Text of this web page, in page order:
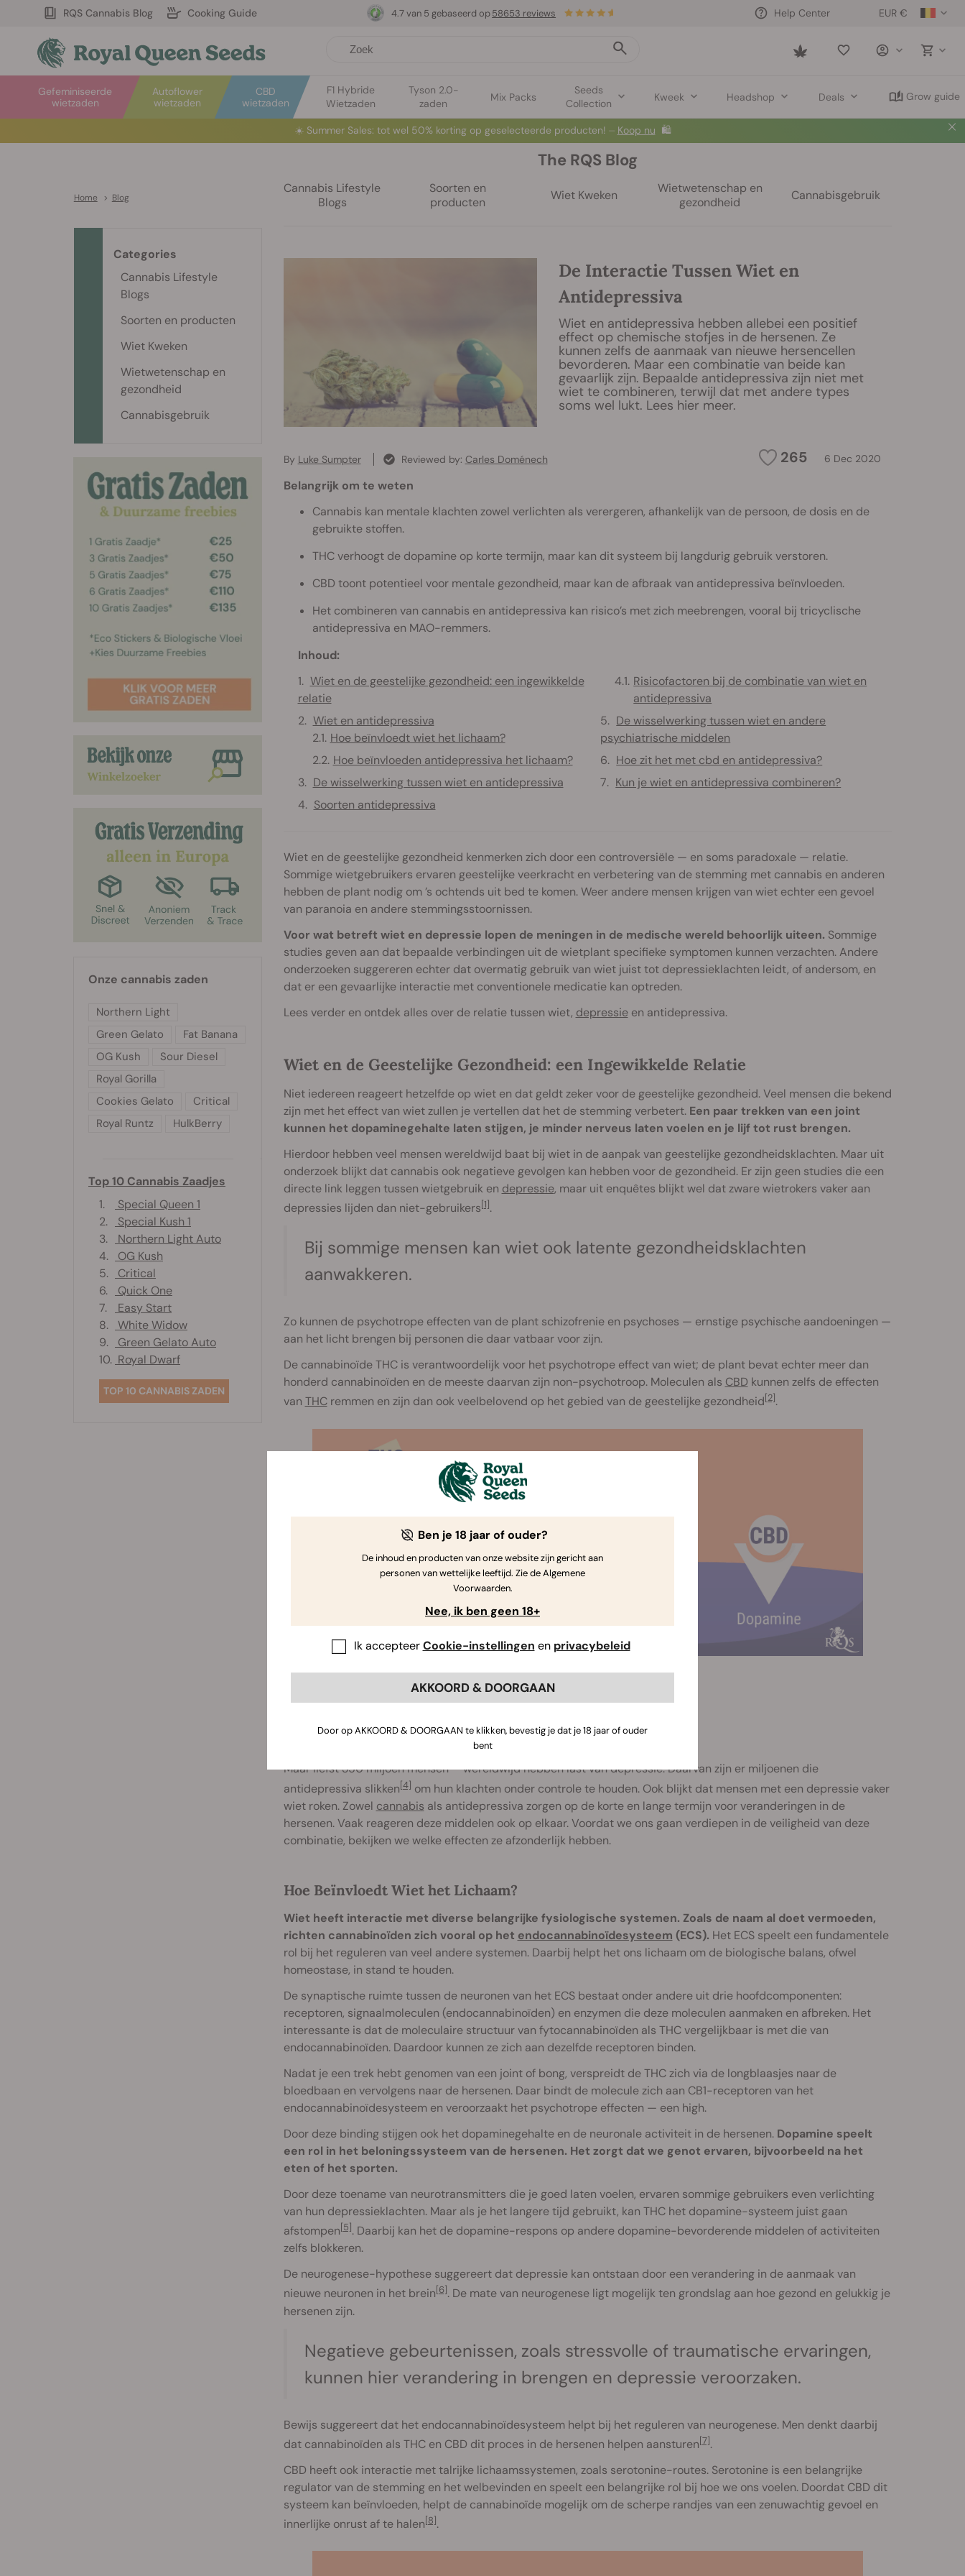
RQS Cannabis Blog Cooking Guide EUR €
Help Center
Saved
Autoflower
wietzaden
Gefeminiseerde
wietzaden
CBD
wietzaden
F1 Hybride
Wietzaden
Tyson 2.0-
zaden
Mix Packs
Seeds
Collection
Kweek Headshop Deals Grow guide
4.7 van 5 gebaseerd op58653 reviews
☀️Summer Sales: tot wel 50% korting op geselecteerde producten! ⏤ Koop nu 🛍️
Home > Blog
The RQS Blog
Cannabis Lifestyle
Blogs
Soorten en
producten
Wiet Kweken
Wietwetenschap en
gezondheid
Cannabisgebruik
De Interactie Tussen Wiet en
Antidepressiva
Wiet en antidepressiva hebben allebei een positief
effect op chemische stofjes in de hersenen. Ze
kunnen zelfs de aanmaak van nieuwe hersencellen
bevorderen. Maar een combinatie van beide kan
gevaarlijk zijn. Bepaalde antidepressiva zijn niet met
wiet te combineren, terwijl dat met andere types
soms wel lukt. Lees hier meer.
265 6 Dec 2020
By Luke Sumpter Reviewed by: Carles Doménech
Belangrijk om te weten
Cannabis kan mentale klachten zowel verlichten als verergeren, afhankelijk van de persoon, de dosis en de
gebruikte stoffen.
THC verhoogt de dopamine op korte termijn, maar kan dit systeem bij langdurig gebruik verstoren.
CBD toont potentieel voor mentale gezondheid, maar kan de afbraak van antidepressiva beïnvloeden.
Het combineren van cannabis en antidepressiva kan risico’s met zich meebrengen, vooral bij tricyclische
antidepressiva en MAO-remmers.
Inhoud:
Wiet en de geestelijke gezondheid: een ingewikkelde
relatie
Wiet en antidepressiva
Hoe beïnvloedt wiet het lichaam?
Hoe beïnvloeden antidepressiva het lichaam?
De wisselwerking tussen wiet en antidepressiva
Soorten antidepressiva
Risicofactoren bij de combinatie van wiet en
antidepressiva
De wisselwerking tussen wiet en andere
psychiatrische middelen
Hoe zit het met cbd en antidepressiva?
Kun je wiet en antidepressiva combineren?
Wiet en de geestelijke gezondheid kenmerken zich door een controversiële — en soms paradoxale — relatie.
Sommige wietgebruikers ervaren geestelijke veerkracht en verbetering van de stemming met cannabis en anderen
hebben de plant nodig om ’s ochtends uit bed te komen. Weer andere mensen krijgen van wiet echter een gevoel
van paranoia en andere stemmingsstoornissen.
Voor wat betreft wiet en depressie lopen de meningen in de medische wereld behoorlijk uiteen. Sommige
studies geven aan dat bepaalde verbindingen uit de wietplant specifieke symptomen kunnen verzachten. Andere
onderzoeken suggereren echter dat overmatig gebruik van wiet juist tot depressieklachten leidt, of andersom, en
dat er een gevaarlijke interactie met conventionele medicatie kan optreden.
Lees verder en ontdek alles over de relatie tussen wiet, depressieen antidepressiva.
Wiet en de Geestelijke Gezondheid: een Ingewikkelde Relatie
Niet iedereen reageert hetzelfde op wiet en dat geldt zeker voor de geestelijke gezondheid. Veel mensen die bekend
zijn met het effect van wiet zullen je vertellen dat het de stemming verbetert. Een paar trekken van een joint
kunnen het dopaminegehalte laten stijgen, je minder nerveus laten voelen en je lijf tot rust brengen.
Hierdoor hebben veel mensen wereldwijd baat bij wiet in de aanpak van geestelijke gezondheidsklachten. Maar uit
onderzoek blijkt dat cannabis ook negatieve gevolgen kan hebben voor de gezondheid. Er zijn geen studies die een
directe link leggen tussen wietgebruik en depressie, maar uit enquêtes blijkt wel dat zware wietrokers vaker aan
depressies lijden dan niet-gebruikers[1].
Bij sommige mensen kan wiet ook latente gezondheidsklachten
aanwakkeren.
Zo kunnen de psychotrope effecten van de plant schizofrenie en psychoses — ernstige psychische aandoeningen —
aan het licht brengen bij personen die daar vatbaar voor zijn.
De cannabinoïde THC is verantwoordelijk voor het psychotrope effect van wiet; de plant bevat echter meer dan
honderd cannabinoïden en de meeste daarvan zijn non-psychotroop. Moleculen als CBD kunnen zelfs de effecten
van THCremmen en zijn dan ook veelbelovend op het gebied van de geestelijke gezondheid[2].
Interactie van CBD met receptoren
Wiet en Antidepressiva
Maar liefst 350 miljoen mensen
wereldwijd hebben last van depressie. Daarvan zijn er miljoenen die
antidepressiva slikken[4] om hun klachten onder controle te houden. Ook blijkt dat mensen met een depressie vaker
wiet roken. Zowel cannabis als antidepressiva zorgen op de korte en lange termijn voor veranderingen in de
hersenen. Vaak reageren deze middelen ook op elkaar. Voordat we ons gaan verdiepen in de veiligheid van deze
combinatie, bekijken we welke effecten ze afzonderlijk hebben.
Hoe Beïnvloedt Wiet het Lichaam?
Wiet heeft interactie met diverse belangrijke fysiologische systemen. Zoals de naam al doet vermoeden,
richten cannabinoïden zich vooral op het endocannabinoïdesysteem (ECS). Het ECS speelt een fundamentele
rol bij het reguleren van veel andere systemen. Daarbij helpt het ons lichaam om de biologische balans, ofwel
homeostase, in stand te houden.
De synaptische ruimte tussen de neuronen van het ECS bestaat onder andere uit drie hoofdcomponenten:
receptoren, signaalmoleculen (endocannabinoïden) en enzymen die deze moleculen aanmaken en afbreken. Het
interessante is dat de moleculaire structuur van fytocannabinoïden als THC vergelijkbaar is met die van
endocannabinoïden. Daardoor kunnen ze zich aan dezelfde receptoren binden.
Nadat je een trek hebt genomen van een joint of bong, verspreidt de THC zich via de longblaasjes naar de
bloedbaan en vervolgens naar de hersenen. Daar bindt de molecule zich aan CB1-receptoren van het
endocannabinoïdesysteem en veroorzaakt het psychotrope effecten — een high.
Door deze binding stijgen ook het dopaminegehalte en de neuronale activiteit in de hersenen.Dopamine speelt
een rol in het beloningssysteem van de hersenen. Het zorgt dat we genot ervaren, bijvoorbeeld na het
eten of het sporten.
Door deze toename van neurotransmitters die je goed laten voelen, ervaren sommige gebruikers even verlichting
van hun depressieklachten. Maar als je het langere tijd gebruikt, kan THC het dopamine-systeem juist gaan
afstompen[5]. Daarbij kan het de dopamine-respons op andere dopamine-bevorderende middelen of activiteiten
zelfs blokkeren.
De neurogenese-hypothese suggereert dat depressie kan ontstaan door een verandering in de aanmaak van
nieuwe neuronen in het brein[6]. De mate van neurogenese ligt mogelijk ten grondslag aan hoe gezond en gelukkig je
hersenen zijn.
Negatieve gebeurtenissen, zoals stressvolle of traumatische ervaringen,
kunnen hier verandering in brengen en depressie veroorzaken.
Bewijs suggereert dat het endocannabinoïdesysteem helpt bij het reguleren van neurogenese. Men denkt daarbij
dat cannabinoïden als THC en CBD dit proces in de hersenen helpen aansturen[7].
CBD heeft ook interactie met talrijke lichaamssystemen, zoals serotonine-routes. Serotonine is een belangrijke
regulator van de stemming en het welbevinden en speelt een belangrijke rol bij hoe we ons voelen. Doordat CBD dit
systeem kan beïnvloeden, helpt de cannabinoïde mogelijk om de scherpe randjes van een zenuwachtig gevoel en
innerlijke onrust af te halen[8].
Categories
Cannabis Lifestyle
Blogs
Soorten en producten
Wiet Kweken
Wietwetenschap en
gezondheid
Cannabisgebruik
Onze cannabis zaden
Northern Light
Green Gelato
Fat Banana
OG Kush
Sour Diesel
Royal Gorilla
Cookies Gelato
Critical
Royal Runtz
HulkBerry
Top 10 Cannabis Zaadjes
1.
Special Queen 1
2.
Special Kush 1
3.
Northern Light Auto
4.
OG Kush
5.
Critical
6.
Quick One
7.
Easy Start
8.
White Widow
9.
Green Gelato Auto
10. Royal Dwarf
TOP 10 CANNABIS ZADEN
Ben je 18 jaar of ouder?
De inhoud en producten van onze website zijn gericht aan
personen van wettelijke leeftijd. Zie de Algemene
Voorwaarden.
Nee, ik ben geen 18+
Ik accepteerCookie-instellingen en privacybeleid
AKKOORD & DOORGAAN
Door op AKKOORD & DOORGAAN te klikken, bevestig je dat je 18 jaar of ouder
bent